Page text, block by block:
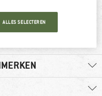
Klanten zeggen:
Robuust
ALLES SELECTEREN